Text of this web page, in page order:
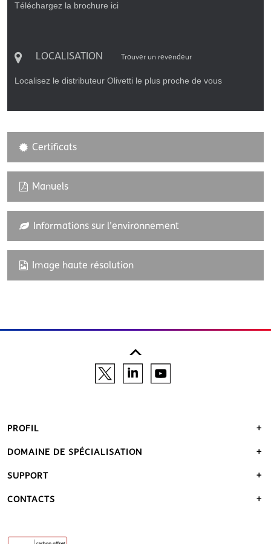
Téléchargez la brochure ici
LOCALISATION Trouver un revendeur
Localisez le distributeur Olivetti le plus proche de vous
Certificats
Manuels
Informations sur l’environnement
Image haute résolution
PROFIL
DOMAINE DE SPÉCIALISATION
SUPPORT
CONTACTS